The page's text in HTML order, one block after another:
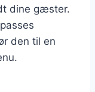
dine gæster.
den til en